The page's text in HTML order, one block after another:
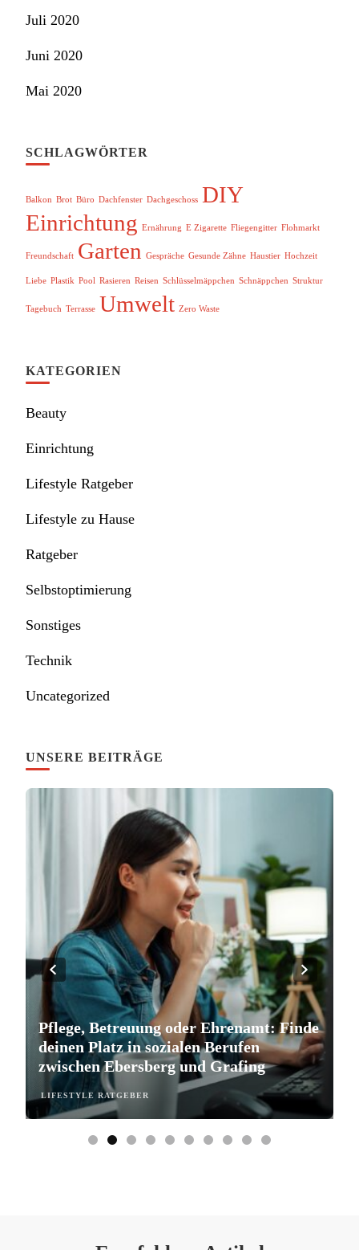
Juli 2020
Juni 2020
Mai 2020
SCHLAGWÖRTER
Balkon Brot Büro Dachfenster Dachgeschoss DIY
Einrichtung Ernährung E Zigarette Fliegengitter Flohmarkt
Freundschaft Garten Gespräche Gesunde Zähne Haustier Hochzeit
Liebe Plastik Pool Rasieren Reisen Schlüsselmäppchen Schnäppchen Struktur
Tagebuch Terrasse Umwelt Zero Waste
KATEGORIEN
Beauty
Einrichtung
Lifestyle Ratgeber
Lifestyle zu Hause
Ratgeber
Selbstoptimierung
Sonstiges
Technik
Uncategorized
UNSERE BEITRÄGE
LIFESTYLE RATGEBER
Pflege, Betreuung oder Ehrenamt: Finde
deinen Platz in sozialen Berufen
zwischen Ebersberg und Grafing